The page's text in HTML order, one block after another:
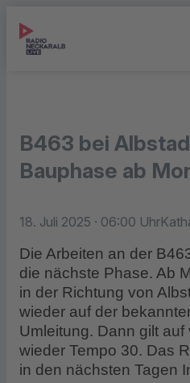
B463 bei
Bauphase ab
18. Juli 2025 · 06:00 Uhr
Die Arbeiten an der
die nächste Phase. Ab
in der Richtung von
wieder auf der
Umleitung. Dann gilt
wieder Tempo 30. Das
in den nächsten Tagen